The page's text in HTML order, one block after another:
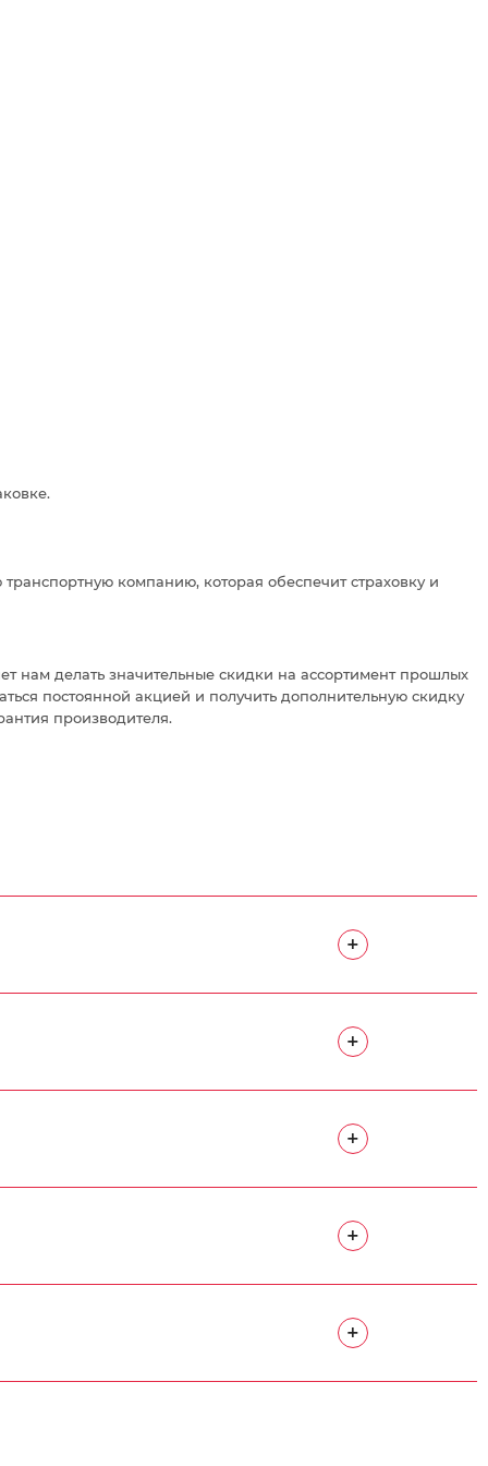
компанию, которая обеспечит страховку и
делать значительные скидки на ассортимент прошлых
постоянной акцией и получить дополнительную скидку
производителя.
+
+
+
+
+